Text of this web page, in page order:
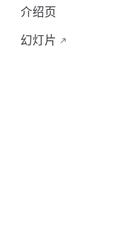
介绍页
幻灯片